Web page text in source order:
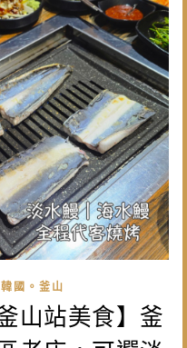
韓國。釜山
山站美食】釜